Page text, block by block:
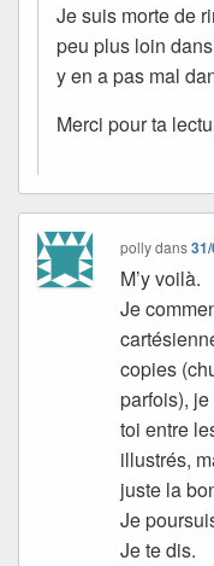
Je suis morte de
peu plus loin
y en a pas mal
Merci pour ta
pollydans
M’y voilà.
Je
copies
parfois), je
toi entre
illustrés,
juste la
Je
Je te dis.